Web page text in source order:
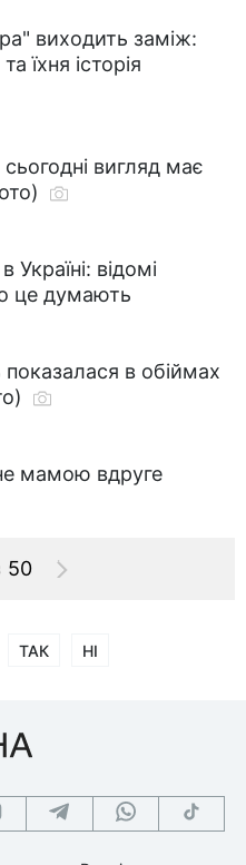
виходить заміж:
їхня історія
вигляд має
Україні: відомі
це думають
в обіймах
мамою вдруге
50
ТАК НІ